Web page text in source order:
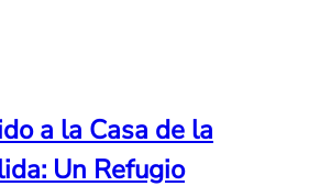
a la Casa de la
Un Refugio